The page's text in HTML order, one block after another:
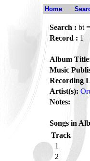
Home
Search : bt
Record : 1
Album
Music
Recording
Artist(s):
Notes:
Songs in
Track
1
2